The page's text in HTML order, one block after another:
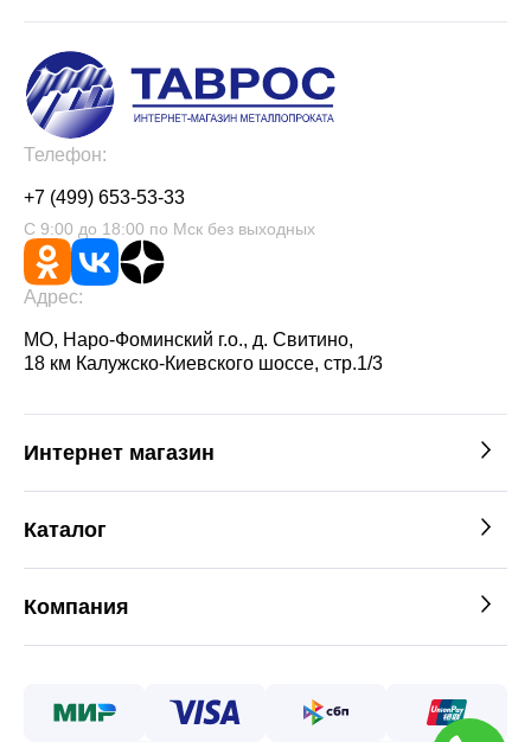
Телефон:
+7 (499) 653-53-33
С 9:00 до 18:00 по Мск без выходных
Адрес:
МО, Наро-Фоминский г.о., д. Свитино,
18 км Калужско-Киевского шоссе, стр.1/3
Интернет магазин
Каталог
Компания